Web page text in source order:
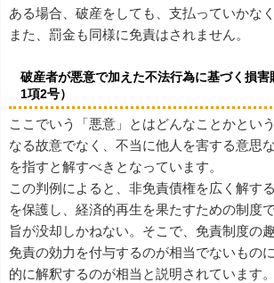
ある場合、破産をしても、支払っていかな
また、罰金も同様に免責はされません。
破産者が悪意で加えた不法行為に基づく損
1項2号）
ここでいう「悪意」とはどんなことかとい
なる故意でなく、不当に他人を害する意思
を指すと解すべきとなっています。
この判例によると、非免責債権を広く解す
を保護し、経済的再生を果たすための制度
旨が没却しかねない。そこで、免責制度の
免責の効力を付与するのが相当でないもの
的に解釈するのが相当と説明されています。